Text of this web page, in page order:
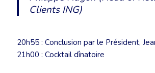
Clients ING)
20h55 : Conclusion par le Président,
21h00 : Cocktail dînatoire